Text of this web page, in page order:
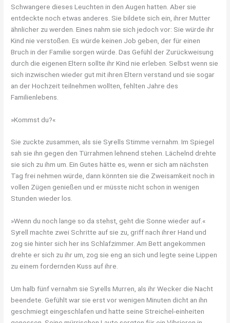
Schwangere dieses Leuchten in den Augen hatten. Aber sie
entdeckte noch etwas anderes. Sie bildete sich ein, ihrer Mutter
ähnlicher zu werden. Eines nahm sie sich jedoch vor: Sie würde ihr
Kind nie verstoßen. Es würde keinen Job geben, der für einen
Bruch in der Familie sorgen würde. Das Gefühl der Zurückweisung
durch die eigenen Eltern sollte ihr Kind nie erleben. Selbst wenn sie
sich inzwischen wieder gut mit ihren Eltern verstand und sie sogar
an der Hochzeit teilnehmen wollten, fehlten Jahre des
Familienlebens.
»Kommst du?«
Sie zuckte zusammen, als sie Syrells Stimme vernahm. Im Spiegel
sah sie ihn gegen den Türrahmen lehnend stehen. Lächelnd drehte
sie sich zu ihm um. Ein Gutes hätte es, wenn er sich am nächsten
Tag frei nehmen würde, dann könnten sie die Zweisamkeit noch in
vollen Zügen genießen und er müsste nicht schon in wenigen
Stunden wieder los.
»Wenn du noch lange so da stehst, geht die Sonne wieder auf.«
Syrell machte zwei Schritte auf sie zu, griff nach ihrer Hand und
zog sie hinter sich her ins Schlafzimmer. Am Bett angekommen
drehte er sich zu ihr um, zog sie eng an sich und legte seine Lippen
zu einem fordernden Kuss auf ihre.
Um halb fünf vernahm sie Syrells Murren, als ihr Wecker die Nacht
beendete. Gefühlt war sie erst vor wenigen Minuten dicht an ihn
geschmiegt eingeschlafen und hatte seine Streichel-einheiten